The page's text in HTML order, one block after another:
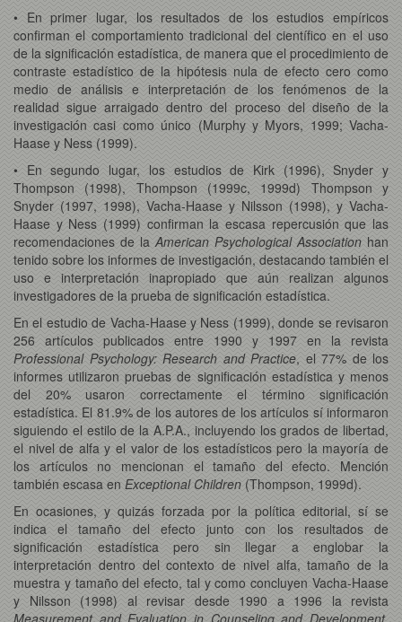
• En primer lugar, los resultados de los estudios empíricos
confirman el comportamiento tradicional del científico en el uso
de la significación estadística, de manera que el procedimiento de
contraste estadístico de la hipótesis nula de efecto cero como
medio de análisis e interpretación de los fenómenos de la
realidad sigue arraigado dentro del proceso del diseño de la
investigación casi como único (Murphy y Myors, 1999; Vacha-
Haase y Ness (1999).
• En segundo lugar, los estudios de Kirk (1996), Snyder y
Thompson (1998), Thompson (1999c, 1999d) Thompson y
Snyder (1997, 1998), Vacha-Haase y Nilsson (1998), y Vacha-
Haase y Ness (1999) confirman la escasa repercusión que las
recomendaciones de la American Psychological Association han
tenido sobre los informes de investigación, destacando también el
uso e interpretación inapropiado que aún realizan algunos
investigadores de la prueba de significación estadística.
En el estudio de Vacha-Haase y Ness (1999), donde se revisaron
256 artículos publicados entre 1990 y 1997 en la revista
Professional Psychology: Research and Practice, el 77% de los
informes utilizaron pruebas de significación estadística y menos
del 20% usaron correctamente el término significación
estadística. El 81.9% de los autores de los artículos sí informaron
siguiendo el estilo de la A.P.A., incluyendo los grados de libertad,
el nivel de alfa y el valor de los estadísticos pero la mayoría de
los artículos no mencionan el tamaño del efecto. Mención
también escasa en Exceptional Children (Thompson, 1999d).
En ocasiones, y quizás forzada por la política editorial, sí se
indica el tamaño del efecto junto con los resultados de
significación estadística pero sin llegar a englobar la
interpretación dentro del contexto de nivel alfa, tamaño de la
muestra y tamaño del efecto, tal y como concluyen Vacha-Haase
y Nilsson (1998) al revisar desde 1990 a 1996 la revista
Measurement and Evaluation in Counseling and Development,